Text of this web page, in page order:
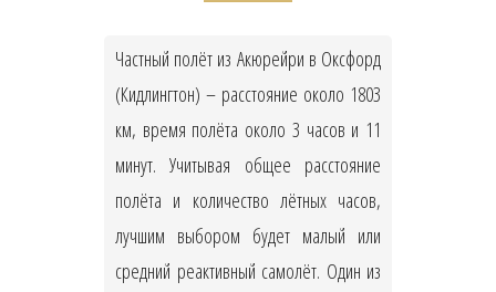
Частный полёт из Акюрейри в Оксфорд
(Кидлингтон) – расстояние около 1803
км, время полёта около 3 часов и 11
минут. Учитывая общее расстояние
полёта и количество лётных часов,
лучшим выбором будет малый или
средний реактивный самолёт. Один из